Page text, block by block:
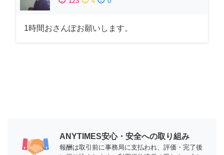
1時間おさんぽお願いします。
ANYTIMES安心・安全への取り組み
報酬は取引前に事務局に支払われ、評価・完了後